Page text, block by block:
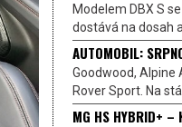
Modelem DBX S
dostává na dosah
AUTOMOBIL:
Goodwood, Alpine
Rover Sport. Na
MG HS HYBRID+ –